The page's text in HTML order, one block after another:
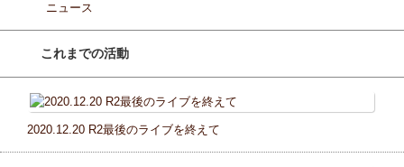
ニュース
これまでの活動
2020.12.20 R2最後のライブを終えて